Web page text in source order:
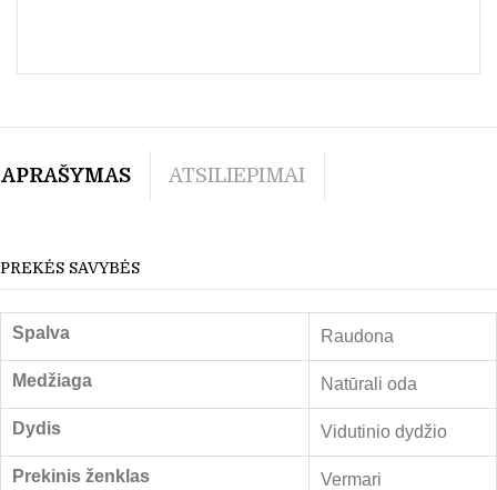
APRAŠYMAS ATSILIEPIMAI
PREKĖS SAVYBĖS
Spalva Raudona
Medžiaga Natūrali oda
Dydis Vidutinio dydžio
Prekinis ženklas Vermari